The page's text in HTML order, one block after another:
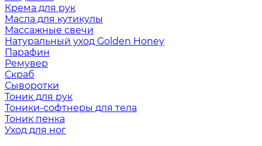
Крема для рук
Масла для кутикулы
Массажные свечи
Натуральный уход Golden Honey
Парафин
Ремувер
Скраб
Сыворотки
Тоник для рук
Тоники-софтнеры для тела
Тоник пенка
Уход для ног